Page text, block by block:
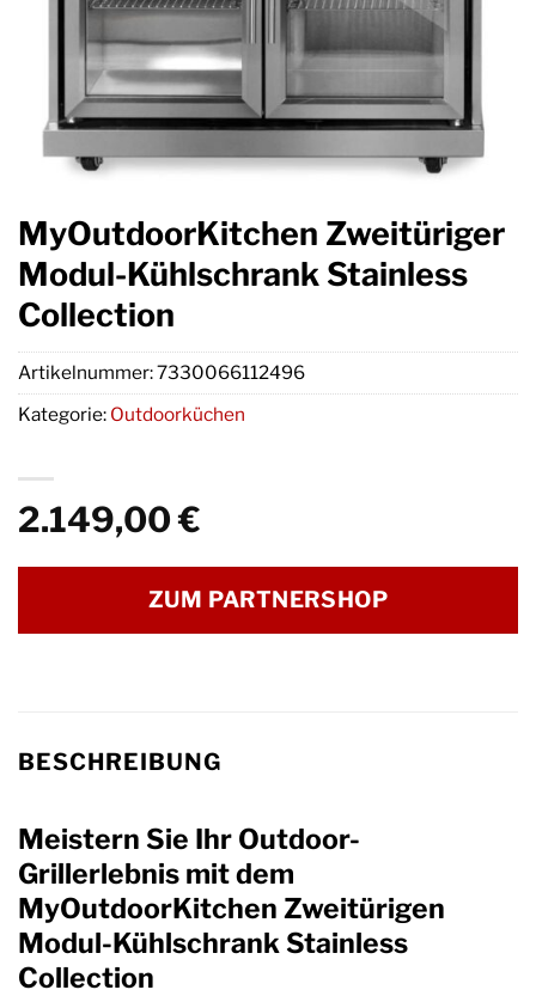
MyOutdoorKitchen Zweitüriger
Modul-Kühlschrank Stainless
Collection
2.149,00€
ZUM PARTNERSHOP
Artikelnummer:7330066112496
Kategorie: Outdoorküchen
BESCHREIBUNG
Meistern Sie Ihr Outdoor-
Grillerlebnis mit dem
MyOutdoorKitchen Zweitürigen
Modul-Kühlschrank Stainless
Collection